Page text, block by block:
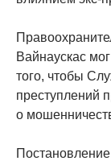
Вайнаускас
того, чтобы
преступлений
о